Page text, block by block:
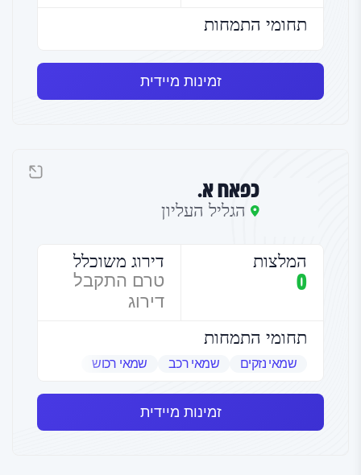
תחומי התמחות
זמינות מיידית
כפאח א.
הגליל העליון
המלצות
0
דירוג משוכלל
טרם התקבל
דירוג
תחומי התמחות
שמאי נזקים שמאי רכב שמאי רכוש
זמינות מיידית